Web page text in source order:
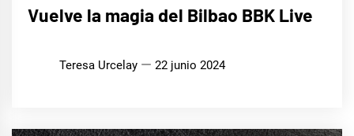
Vuelve la magia del Bilbao BBK Live
Teresa Urcelay 22 junio 2024